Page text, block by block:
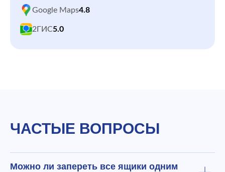
Google Maps4.8
2ГИС5.0
ЧАСТЫЕ ВОПРОСЫ
Можно ли запереть все ящики одним